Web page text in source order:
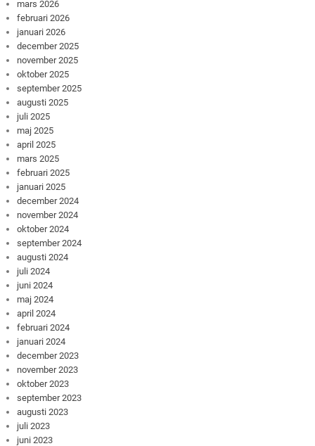
mars 2026
februari 2026
januari 2026
december 2025
november 2025
oktober 2025
september 2025
augusti 2025
juli 2025
maj 2025
april 2025
mars 2025
februari 2025
januari 2025
december 2024
november 2024
oktober 2024
september 2024
augusti 2024
juli 2024
juni 2024
maj 2024
april 2024
februari 2024
januari 2024
december 2023
november 2023
oktober 2023
september 2023
augusti 2023
juli 2023
juni 2023